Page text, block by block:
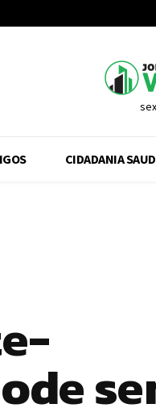
CIDADANIA